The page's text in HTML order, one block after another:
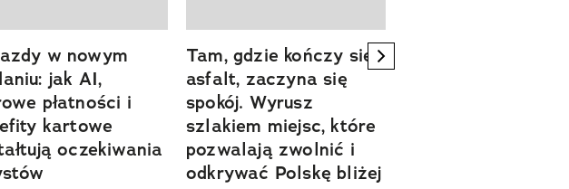
w nowym
jak AI,
płatności i
kartowe
oczekiwania
Tam, gdzie kończy się
asfalt, zaczyna się
spokój. Wyrusz
szlakiem miejsc, które
pozwalają zwolnić i
odkrywać Polskę bliżej
next element